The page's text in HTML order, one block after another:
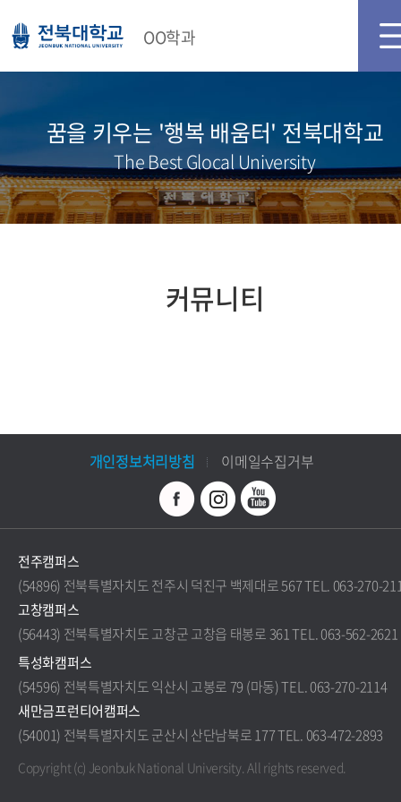
OO학과
꿈을 키우는 '행복 배움터' 전북대학교
The Best Glocal University
커뮤니티
개인정보처리방침 이메일수집거부
전주캠퍼스
(54896) 전북특별자치도 전주시 덕진구 백제대로 567 TEL. 063-270-
고창캠퍼스
(56443) 전북특별자치도 고창군 고창읍 태봉로 361 TEL. 063-562-2621
특성화캠퍼스
(54596) 전북특별자치도 익산시 고봉로 79 (마동) TEL. 063-270-2114
새만금프런티어캠퍼스
(54001) 전북특별자치도 군산시 산단남북로 177 TEL. 063-472-2893
Copyright (c) Jeonbuk National University.All rights reserved.